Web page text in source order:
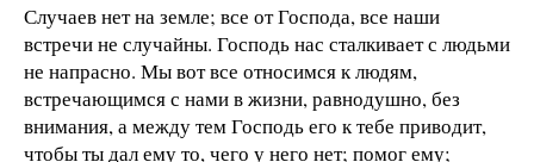
Случаев нет на земле; все от Господа, все наши
встречи не случайны. Господь нас сталкивает с людьми
не напрасно. Мы вот все относимся к людям,
встречающимся с нами в жизни, равнодушно, без
внимания, а между тем Господь его к тебе приводит,
чтобы ты дал ему то, чего у него нет; помог ему;